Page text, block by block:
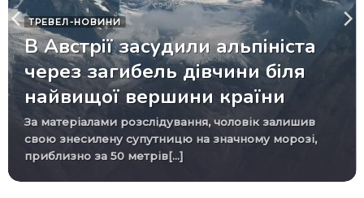
ТРЕВЕЛ-НОВИНИ
В Австрії засудили альпініста
через загибель дівчини біля
найвищої вершини країни
За матеріалами розслідування, чоловік залишив
свою знесилену супутницю на значному морозі,
приблизно за 50 метрів[...]